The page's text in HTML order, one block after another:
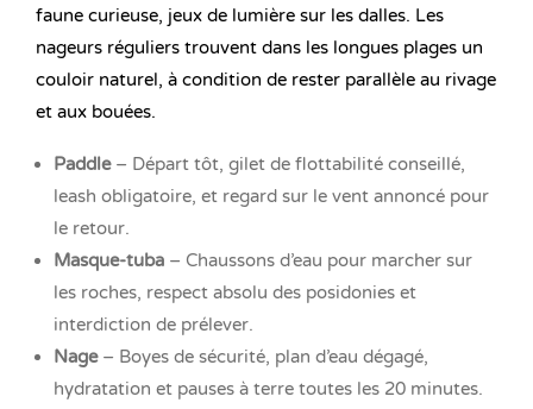
faune curieuse, jeux de lumière sur les dalles. Les
nageurs réguliers trouvent dans les longues plages un
couloir naturel, à condition de rester parallèle au rivage
et aux bouées.
Paddle– Départ tôt, gilet de flottabilité conseillé,
leash obligatoire, et regard sur le vent annoncé pour
le retour.
Masque-tuba – Chaussons d’eau pour marcher sur
les roches, respect absolu des posidonies et
interdiction de prélever.
Nage– Boyes de sécurité, plan d’eau dégagé,
hydratation et pauses à terre toutes les 20 minutes.